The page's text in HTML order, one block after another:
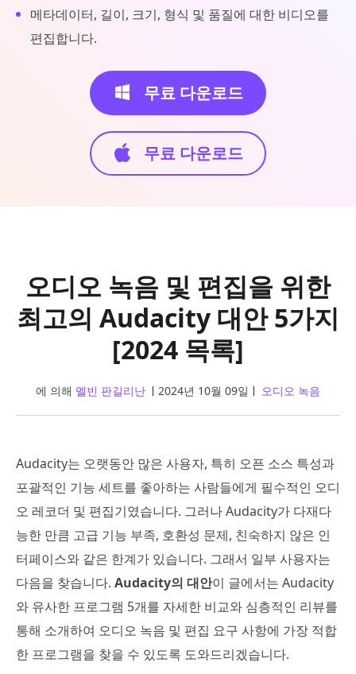
메타데이터, 길이, 크기, 형식 및 품질에 대한 비디오를
편집합니다.
무료 다운로드
무료 다운로드
오디오 녹음 및 편집을 위한
최고의 Audacity 대안 5가지
[2024 목록]
에 의해 멜빈 판길리난 2024년 10월 09일 오디오 녹음
Audacity는 오랫동안 많은 사용자, 특히 오픈 소스 특성과
포괄적인 기능 세트를 좋아하는 사람들에게 필수적인 오디
오 레코더 및 편집기였습니다. 그러나 Audacity가 다재다
능한 만큼 고급 기능 부족, 호환성 문제, 친숙하지 않은 인
터페이스와 같은 한계가 있습니다. 그래서 일부 사용자는
다음을 찾습니다. Audacity의 대안이 글에서는 Audacity
와 유사한 프로그램 5개를 자세한 비교와 심층적인 리뷰를
통해 소개하여 오디오 녹음 및 편집 요구 사항에 가장 적합
한 프로그램을 찾을 수 있도록 도와드리겠습니다.